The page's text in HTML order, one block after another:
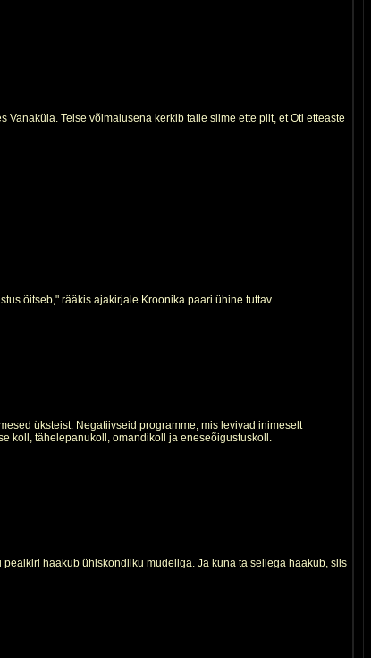
Teise võimalusena kerkib talle silme ette pilt, et Oti etteaste
õitseb," rääkis ajakirjale Kroonika paari ühine tuttav.
üksteist. Negatiivseid programme, mis levivad inimeselt
koll, tähelepanukoll, omandikoll ja eneseõigustuskoll.
haakub ühiskondliku mudeliga. Ja kuna ta sellega haakub, siis